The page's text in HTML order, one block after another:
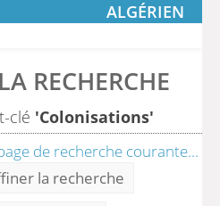
ALGÉRIEN
RECHERCHE
clé 'Colonisations'
la recherche